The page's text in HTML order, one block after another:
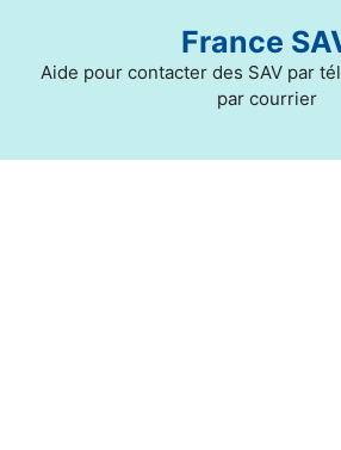
contenu
France
Aide pour contacter des SAV par
par courrier